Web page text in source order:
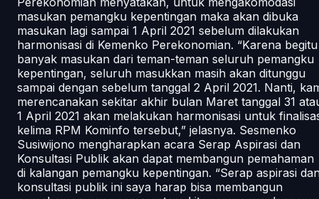
masukan pemangku kepentingan maka akan dibuka
masukan lagi sampai 1 April 2021 sebelum dilakukan
harmonisasi di Kemenko Perekonomian. “Karena begitu
banyak masukan dari teman-teman seluruh pemangku
kepentingan, seluruh masukkan masih akan ditunggu
sampai dengan sebelum tanggal 2 April 2021. Nanti,
merencanakan sekitar akhir bulan Maret tanggal 31
1 April 2021 akan melakukan harmonisasi untuk
kelima RPM Kominfo tersebut,” jelasnya. Sesmenko
Susiwijono mengharapkan acara Serap Aspirasi dan
Konsultasi Publik akan dapat membangun pemahaman
di kalangan pemangku kepentingan. “Serap aspirasi
konsultasi publik ini saya harap bisa membangun